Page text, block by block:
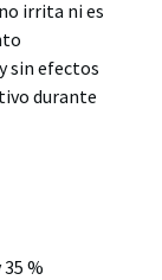
irrita ni es
sin efectos
durante
%